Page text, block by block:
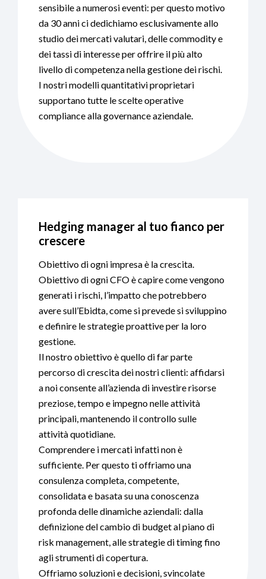
sensibile a numerosi eventi: per questo motivo
da 30 anni ci dedichiamo esclusivamente allo
studio dei mercati valutari, delle commodity e
dei tassi di interesse per offrire il più alto
livello di competenza nella gestione dei rischi.
I nostri modelli quantitativi proprietari
supportano tutte le scelte operative
compliance alla governance aziendale.
Hedging manager al tuo fianco per
crescere
Obiettivo di ogni impresa è la crescita.
Obiettivo di ogni CFO è capire come vengono
generati i rischi, l’impatto che potrebbero
avere sull’Ebidta, come si prevede si sviluppino
e definire le strategie proattive per la loro
gestione.
Il nostro obiettivo è quello di far parte
percorso di crescita dei nostri clienti: affidarsi
a noi consente all’azienda di investire risorse
preziose, tempo e impegno nelle attività
principali, mantenendo il controllo sulle
attività quotidiane.
Comprendere i mercati infatti non è
sufficiente. Per questo ti offriamo una
consulenza completa, competente,
consolidata e basata su una conoscenza
profonda delle dinamiche aziendali: dalla
definizione del cambio di budget al piano di
risk management, alle strategie di timing fino
agli strumenti di copertura.
Offriamo soluzioni e decisioni, svincolate